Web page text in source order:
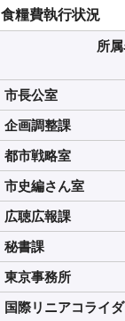
食糧費執行状況
所
市長公室
企画調整課
都市戦略室
市史編さん室
広聴広報課
秘書課
東京事務所
国際リニアコライ